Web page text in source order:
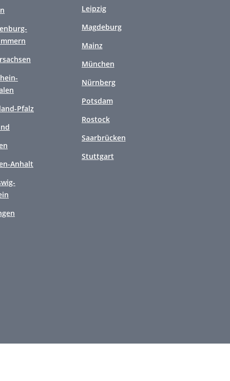
Pfalz
Anhalt
Leipzig
Magdeburg
Mainz
München
Nürnberg
Potsdam
Rostock
Saarbrücken
Stuttgart